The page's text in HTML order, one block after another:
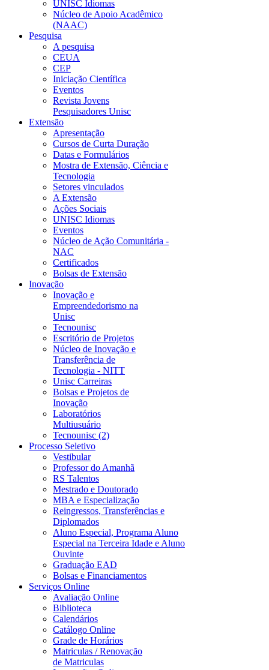
UNISC Idiomas
Núcleo de Apoio Acadêmico
(NAAC)
Pesquisa
A pesquisa
CEUA
CEP
Iniciação Científica
Eventos
Revista Jovens
Pesquisadores Unisc
Extensão
Apresentação
Cursos de Curta Duração
Datas e Formulários
Mostra de Extensão, Ciência e
Tecnologia
Setores vinculados
A Extensão
Ações Sociais
UNISC Idiomas
Eventos
Núcleo de Ação Comunitária -
NAC
Certificados
Bolsas de Extensão
Inovação
Inovação e
Empreendedorismo na
Unisc
Tecnounisc
Escritório de Projetos
Núcleo de Inovação e
Transferência de
Tecnologia - NITT
Unisc Carreiras
Bolsas e Projetos de
Inovação
Laboratórios
Multiusuário
Tecnounisc (2)
Processo Seletivo
Vestibular
Professor do Amanhã
RS Talentos
Mestrado e Doutorado
MBA e Especialização
Reingressos, Transferências e
Diplomados
Aluno Especial, Programa Aluno
Especial na Terceira Idade e Aluno
Ouvinte
Graduação EAD
Bolsas e Financiamentos
Serviços Online
Avaliação Online
Biblioteca
Calendários
Catálogo Online
Grade de Horários
Matriculas / Renovação
de Matriculas